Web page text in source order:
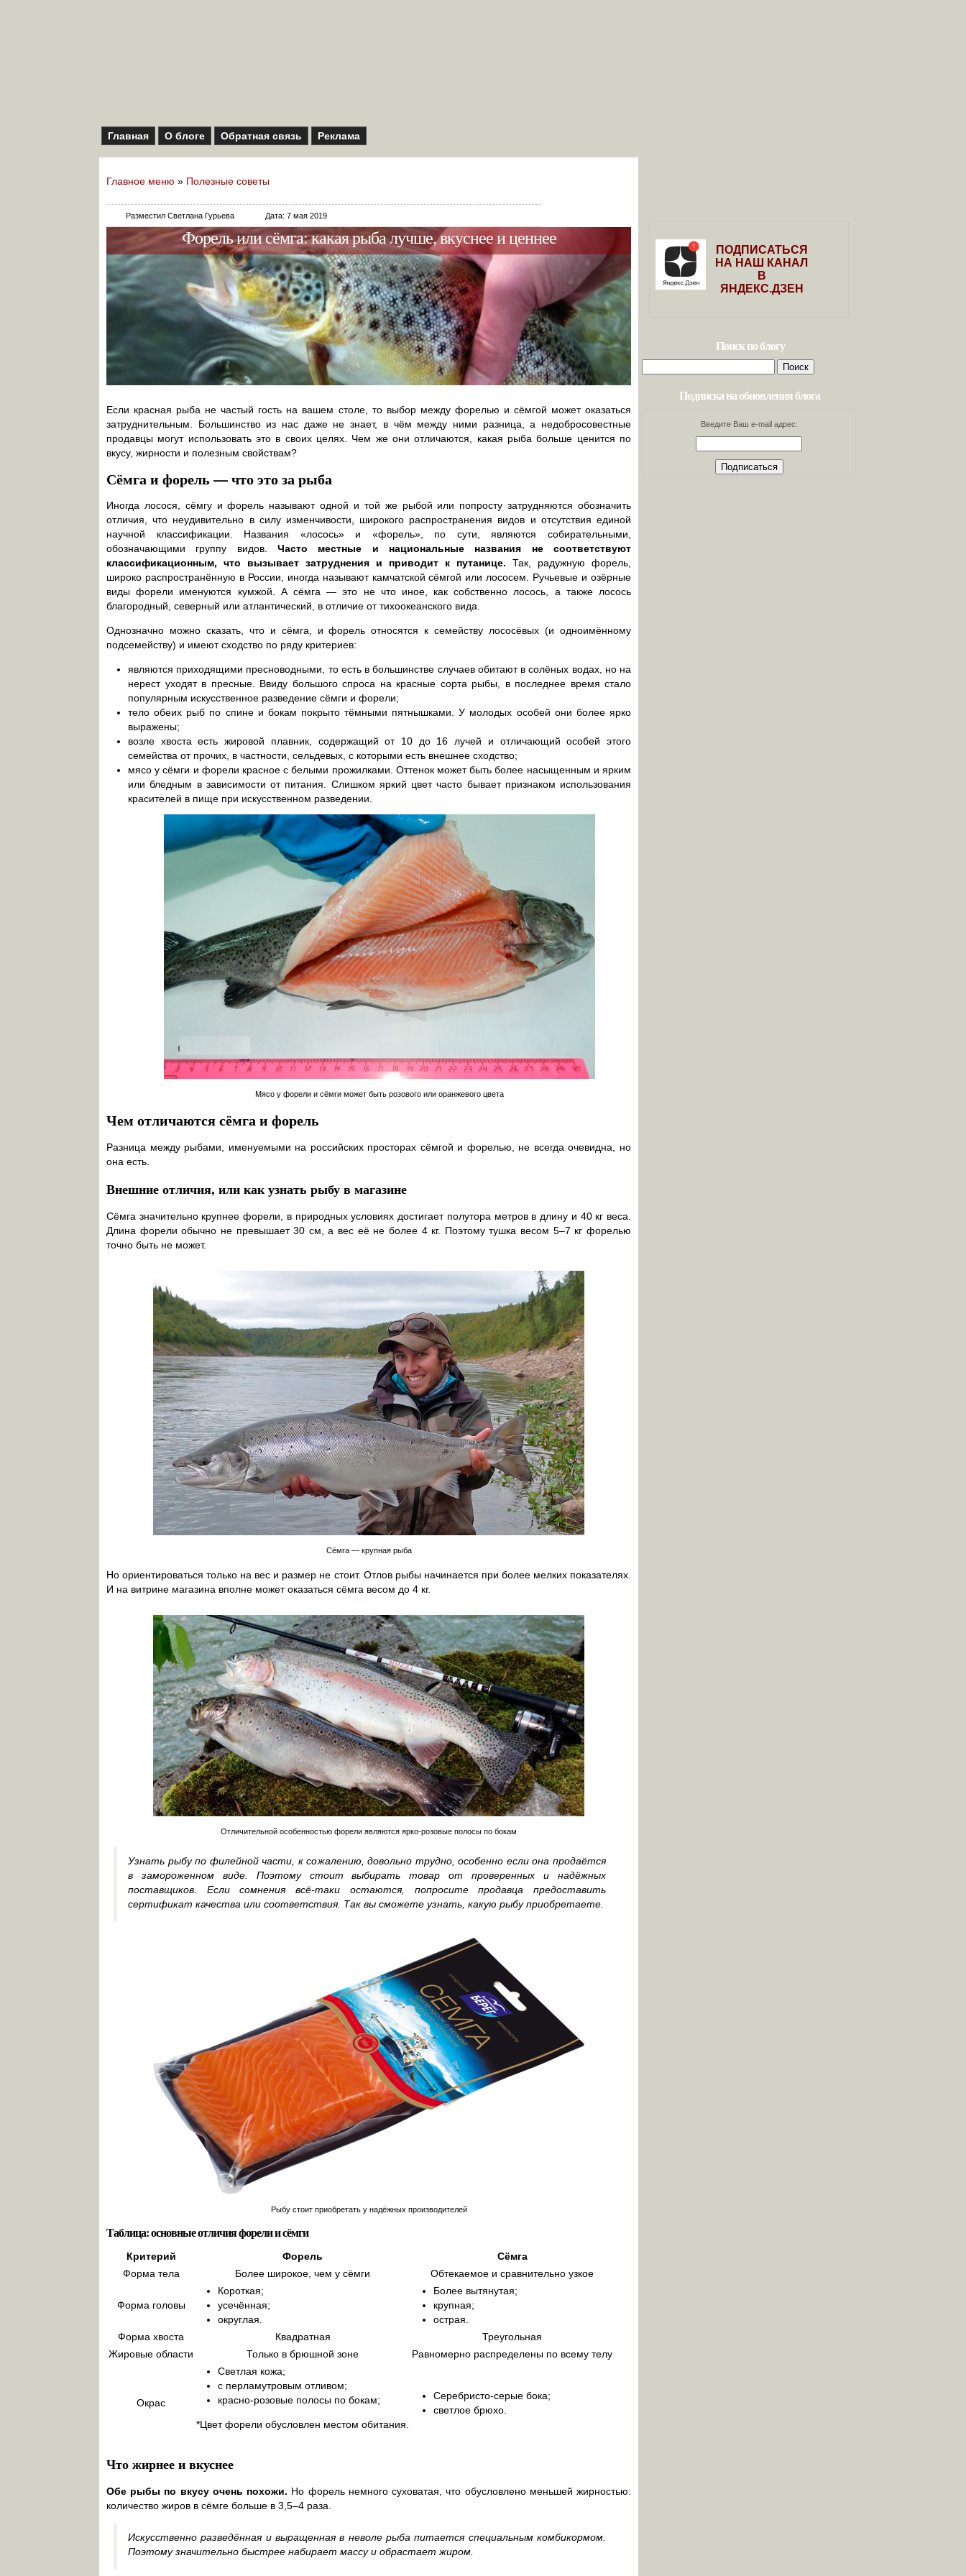
Главная О блоге Обратная связь Реклама
Главное меню » Полезные советы
Разместил Светлана Гурьева Дата: 7 мая 2019
Форель или сёмга: какая рыба лучше, вкуснее и ценнее
Если красная рыба не частый гость на вашем столе, то выбор между форелью и сёмгой может оказаться
затруднительным. Большинство из нас даже не знает, в чём между ними разница, а недобросовестные
продавцы могут использовать это в своих целях. Чем же они отличаются, какая рыба больше ценится по
вкусу, жирности и полезным свойствам?
Сёмга и форель — что это за рыба
Иногда лосося, сёмгу и форель называют одной и той же рыбой или попросту затрудняются обозначить
отличия, что неудивительно в силу изменчивости, широкого распространения видов и отсутствия единой
научной классификации. Названия «лосось» и «форель», по сути, являются собирательными,
обозначающими группу видов. Часто местные и национальные названия не соответствуют
классификационным, что вызывает затруднения и приводит к путанице. Так, радужную форель,
широко распространённую в России, иногда называют камчатской сёмгой или лососем. Ручьевые и озёрные
виды форели именуются кумжой. А сёмга — это не что иное, как собственно лосось, а также лосось
благородный, северный или атлантический, в отличие от тихоокеанского вида.
Однозначно можно сказать, что и сёмга, и форель относятся к семейству лососёвых (и одноимённому
подсемейству) и имеют сходство по ряду критериев:
являются приходящими пресноводными, то есть в большинстве случаев обитают в солёных водах, но на
нерест уходят в пресные. Ввиду большого спроса на красные сорта рыбы, в последнее время стало
популярным искусственное разведение сёмги и форели;
тело обеих рыб по спине и бокам покрыто тёмными пятнышками. У молодых особей они более ярко
выражены;
возле хвоста есть жировой плавник, содержащий от 10 до 16 лучей и отличающий особей этого
семейства от прочих, в частности, сельдевых, с которыми есть внешнее сходство;
мясо у сёмги и форели красное с белыми прожилками. Оттенок может быть более насыщенным и ярким
или бледным в зависимости от питания. Слишком яркий цвет часто бывает признаком использования
красителей в пище при искусственном разведении.
Мясо у форели и сёмги может быть розового или оранжевого цвета
Чем отличаются сёмга и форель
Разница между рыбами, именуемыми на российских просторах сёмгой и форелью, не всегда очевидна, но
она есть.
Внешние отличия, или как узнать рыбу в магазине
Сёмга значительно крупнее форели, в природных условиях достигает полутора метров в длину и 40 кг веса.
Длина форели обычно не превышает 30 см, а вес её не более 4 кг. Поэтому тушка весом 5–7 кг форелью
точно быть не может.
Сёмга — крупная рыба
Но ориентироваться только на вес и размер не стоит. Отлов рыбы начинается при более мелких показателях.
И на витрине магазина вполне может оказаться сёмга весом до 4 кг.
Отличительной особенностью форели являются ярко-розовые полосы по бокам
Узнать рыбу по филейной части, к сожалению, довольно трудно, особенно если она продаётся
в замороженном виде. Поэтому стоит выбирать товар от проверенных и надёжных
поставщиков. Если сомнения всё-таки остаются, попросите продавца предоставить
сертификат качества или соответствия. Так вы сможете узнать, какую рыбу приобретаете.
Рыбу стоит приобретать у надёжных производителей
Таблица: основные отличия форели и сёмги
Критерий Форель
Сёмга
Форма тела
Более широкое, чем у сёмги Обтекаемое и сравнительно узкое
Форма головы
Короткая;
усечённая;
округлая.
Более вытянутая;
крупная;
острая.
Форма хвоста
Квадратная
Треугольная
Жировые области
Только в брюшной зоне Равномерно распределены по всему телу
Окрас
Светлая кожа;
с перламутровым отливом;
красно-розовые полосы по бокам;
*Цвет форели обусловлен местом обитания.
Серебристо-серые бока;
светлое брюхо.
Что жирнее и вкуснее
Обе рыбы по вкусу очень похожи. Но форель немного суховатая, что обусловлено меньшей жирностью:
количество жиров в сёмге больше в 3,5–4 раза.
Искусственно разведённая и выращенная в неволе рыба питается специальным комбикормом.
Поэтому значительно быстрее набирает массу и обрастает жиром.
ПОДПИСАТЬСЯ
НА НАШ КАНАЛ
В
ЯНДЕКС.ДЗЕН
Поиск по блогу
Найти:
Подписка на обновления блога
Введите Ваш e-mail адрес: